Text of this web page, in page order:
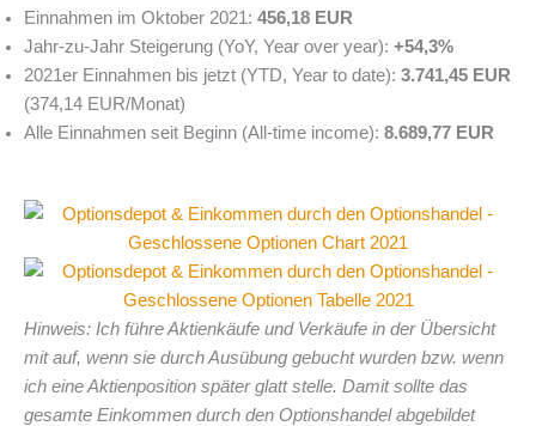
Einnahmen im Oktober 2021: 456,18 EUR
Jahr-zu-Jahr Steigerung (YoY, Year over year): +54,3%
2021er Einnahmen bis jetzt (YTD, Year to date): 3.741,45 EUR
(374,14 EUR/Monat)
Alle Einnahmen seit Beginn (All-time income): 8.689,77 EUR
Hinweis: Ich führe Aktienkäufe und Verkäufe in der Übersicht
mit auf, wenn sie durch Ausübung gebucht wurden bzw. wenn
ich eine Aktienposition später glatt stelle. Damit sollte das
gesamte Einkommen durch den Optionshandel abgebildet